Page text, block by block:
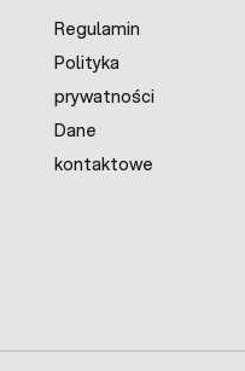
Regulamin
Polityka
prywatności
Dane
kontaktowe